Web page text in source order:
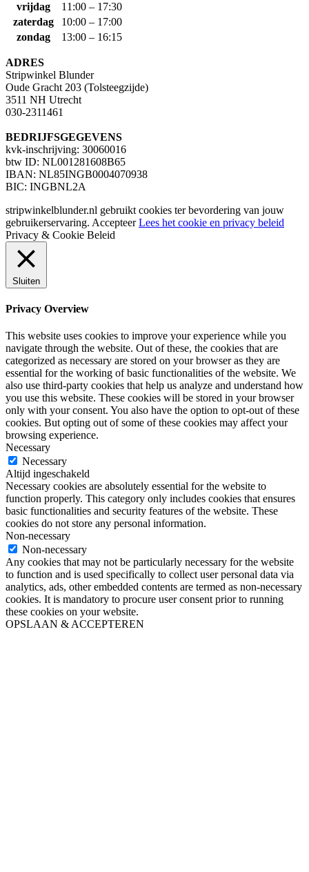
vrijdag
11:00 – 17:30
zaterdag
10:00 – 17:00
zondag
13:00 – 16:15
ADRES
Stripwinkel Blunder
Oude Gracht 203 (Tolsteegzijde)
3511 NH Utrecht
030-2311461
BEDRIJFSGEGEVENS
kvk-inschrijving: 30060016
btw ID: NL001281608B65
IBAN: NL85INGB0004070938
BIC: INGBNL2A
stripwinkelblunder.nl gebruikt cookies ter bevordering van jouw
gebruikerservaring. Accepteer Lees het cookie en privacy beleid
Privacy & Cookie Beleid
Sluiten
Privacy Overview
This website uses cookies to improve your experience while you
navigate through the website. Out of these, the cookies that are
categorized as necessary are stored on your browser as they are
essential for the working of basic functionalities of the website. We
also use third-party cookies that help us analyze and understand how
you use this website. These cookies will be stored in your browser
only with your consent. You also have the option to opt-out of these
cookies. But opting out of some of these cookies may affect your
browsing experience.
Necessary
Necessary
Altijd ingeschakeld
Necessary cookies are absolutely essential for the website to
function properly. This category only includes cookies that ensures
basic functionalities and security features of the website. These
cookies do not store any personal information.
Non-necessary
Non-necessary
Any cookies that may not be particularly necessary for the website
to function and is used specifically to collect user personal data via
analytics, ads, other embedded contents are termed as non-necessary
cookies. It is mandatory to procure user consent prior to running
these cookies on your website.
OPSLAAN & ACCEPTEREN